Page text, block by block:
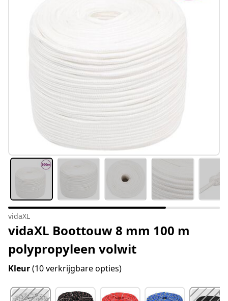
vidaXL
vidaXL Boottouw 8 mm 100 m
polypropyleen volwit
Kleur(10 verkrijgbare opties)